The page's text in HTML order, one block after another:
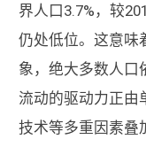
界人口3.7%，较
仍处低位。这意味
象，绝大多数人口
流动的驱动力正由
技术等多重因素叠